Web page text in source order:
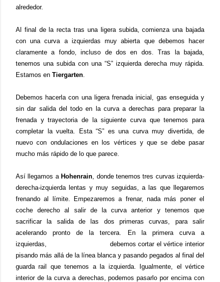
alrededor.
Al final de la recta tras una ligera subida, comienza una bajada
con una curva a izquierdas muy abierta que debemos hacer
claramente a fondo, incluso de dos en dos. Tras la bajada,
tenemos una subida con una “S” izquierda derecha muy rápida.
Estamos en Tiergarten
Debemos hacerla con una ligera frenada inicial, gas enseguida y
sin dar salida del todo en la curva a derechas para preparar la
frenada y trayectoria de la siguiente curva que tenemos para
completar la vuelta. Esta “S” es una curva muy divertida, de
nuevo con ondulaciones en los vértices y que se debe pasar
mucho más rápido de lo que parece.
Así llegamos aHohenrain , donde tenemos tres curvas izquierda-
derecha-izquierda lentas y muy seguidas, a las que llegaremos
frenando al límite. Empezaremos a frenar, nada más poner el
coche derecho al salir de la curva anterior y tenemos que
sacrificar la salida de las dos primeras curvas, para salir
acelerando pronto de la tercera. En la primera curva a
izquierdas, debemos cortar el vértice interior
pisando más allá de la línea blanca y pasando pegados al final del
guarda rail que tenemos a la izquierda. Igualmente, el vértice
interior de la curva a derechas, podemos pasarlo por encima con